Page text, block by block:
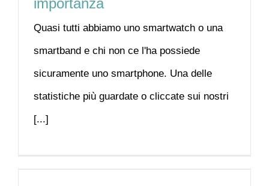
importanza
Quasi tutti abbiamo uno smartwatch o una
smartband e chi non ce l'ha possiede
sicuramente uno smartphone. Una delle
statistiche più guardate o cliccate sui nostri
[...]